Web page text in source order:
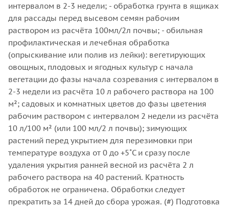
интервалом в 2-3 недели; - обработка грунта в ящиках
для рассады перед высевом семян рабочим
раствором из расчёта 100мл/2л почвы; - обильная
профилактическая и лечебная обработка
(опрыскивание или полив из лейки): вегетирующих
овощных, плодовых и ягодных культур с начала
вегетации до фазы начала созревания с интервалом в
2-3 недели из расчёта 10 л рабочего раствора на 100
м²; садовых и комнатных цветов до фазы цветения
рабочим раствором с интервалом 2 недели из расчёта
10 л/100 м² (или 100 мл/2 л почвы); зимующих
растений перед укрытием для перезимовки при
температуре воздуха от 0 до +5˚С и сразу после
удаления укрытия ранней весной из расчёта 2 л
рабочего раствора на 40 растений. Кратность
обработок не ограничена. Обработки следует
прекратить за 14 дней до сбора урожая. (#) Подготовка